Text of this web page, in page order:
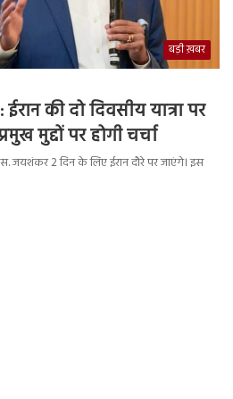
बड़ी ख़बर
की दो दिवसीय यात्रा पर
मुद्दों पर होगी चर्चा
जयशंकर 2 दिन के लिए ईरान दौरे पर जाएंगे। इस